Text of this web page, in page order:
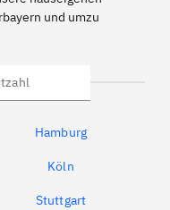
und umzu
Hamburg
Köln
Stuttgart